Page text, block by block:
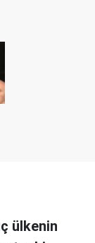
ülkenin